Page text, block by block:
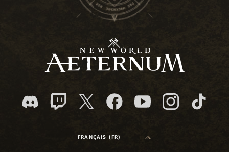
FRANÇAIS (FR)